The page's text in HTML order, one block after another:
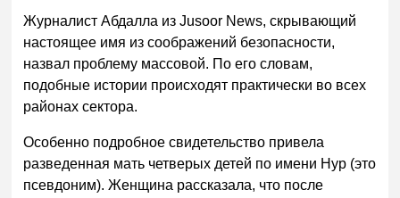
Журналист Абдалла из Jusoor News, скрывающий
настоящее имя из соображений безопасности,
назвал проблему массовой. По его словам,
подобные истории происходят практически во всех
районах сектора.
Особенно подробное свидетельство привела
разведенная мать четверых детей по имени Нур (это
псевдоним). Женщина рассказала, что после